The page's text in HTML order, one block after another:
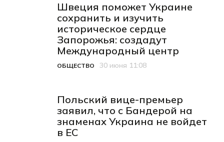
Швеция поможет Украине
сохранить и изучить
историческое сердце
Запорожья: создадут
Международный центр
Категория
ОБЩЕСТВО
Дата публикации
30 июня 11:08
Польский вице-премьер
заявил, что с Бандерой на
знаменах Украина не войдет
в ЕС